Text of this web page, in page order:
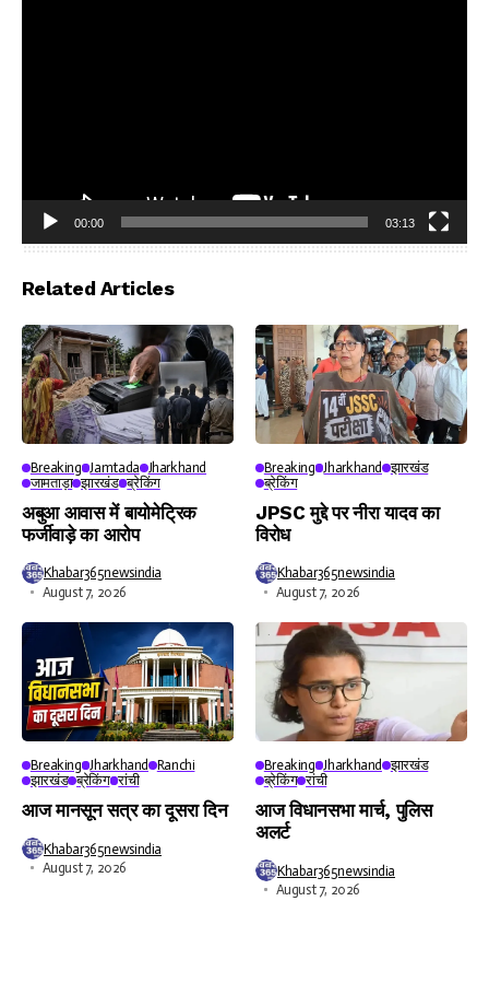
Player
00:00 03:13
Related Articles
Breaking Jamtada Jharkhand
जामताड़ा झारखंड ब्रेकिंग
अबुआ आवास में बायोमेट्रिक
फर्जीवाड़े का आरोप
Khabar365newsindia
August 7, 2026
Breaking Jharkhand
झारखंड
ब्रेकिंग
JPSC मुद्दे पर नीरा यादव का
विरोध
Khabar365newsindia
August 7, 2026
Breaking Jharkhand
Ranchi
झारखंड ब्रेकिंग रांची
आज मानसून सत्र का दूसरा दिन
Khabar365newsindia
August 7, 2026
Breaking Jharkhand
झारखंड
ब्रेकिंग रांची
आज विधानसभा मार्च, पुलिस
अलर्ट
Khabar365newsindia
August 7, 2026